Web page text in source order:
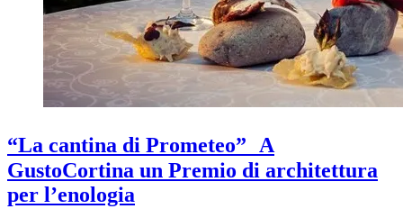
“La cantina di Prometeo” A
GustoCortina un Premio di architettura
per l’enologia